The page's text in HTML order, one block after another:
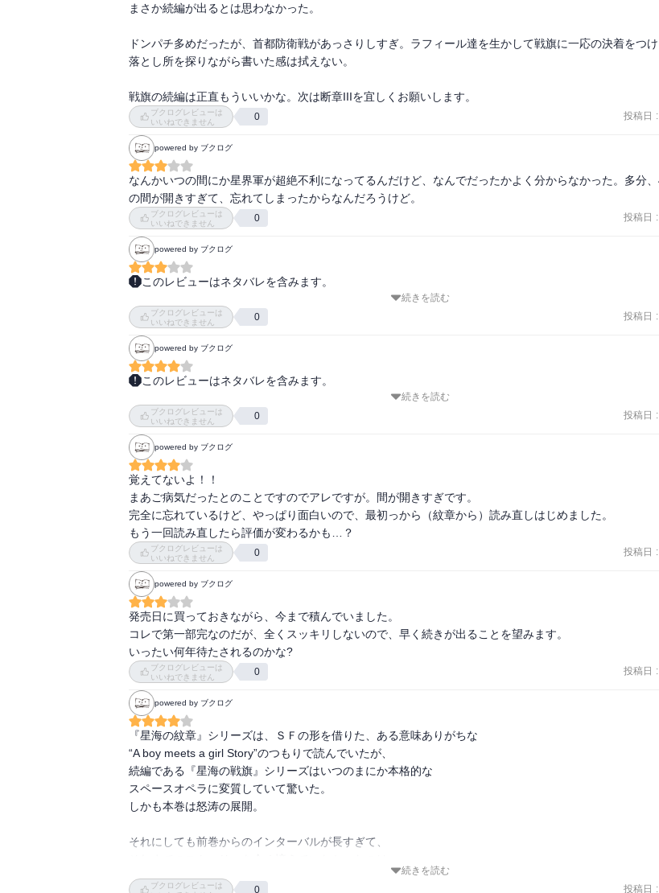
まさか続編が出るとは思わなかった。
ドンパチ多めだったが、首都防衛戦があっさりしすぎ。ラフィール達を生かして戦旗に一応の決着をつ
落とし所を探りながら書いた感は拭えない。
戦旗の続編は正直もういいかな。次は断章IIIを宜しくお願いします。
ブクログレビューは
いいねできません
0 投稿日 :
powered by ブクログ
なんかいつの間にか星界軍が超絶不利になってるんだけど、なんでだったかよく分からなかった。多分
の間が開きすぎて、忘れてしまったからなんだろうけど。
ブクログレビューは
いいねできません
0 投稿日 :
powered by ブクログ
このレビューはネタバレを含みます。
無理矢理終わらせた感はぬぐえないが、終わらせたことはうれしい。
あとがきには第一部とか書いてあるが、第二部始まるの？
皇帝ラマージュが近衛艦隊と共に戦死、年寄り中心の帝都防衛団も捨て身の防衛。その間に命からがら遷
この戦争には負けるが、ドゥサーニュを新皇帝として再起するところでおしまい。
アーヴは偉い人が先頭にたって犠牲になるところがスゴイ。
でも予想外の裏切り(?)があったとはいえ、いきなり帝都が陥落するまでヤラれる？
続きを読む
ブクログレビューは
いいねできません
0 投稿日 :
powered by ブクログ
このレビューはネタバレを含みます。
本屋の漫画コーナーで、漫画版の帯にて知ったよ、５巻のことを。
不覚！　と思って買いに行きました。
戦旗1～3までのジントとラフィールよりの話から、帝国と戦争の話になり（ラフィールの弟くんがなかな
格でかわゆい！）ちょっとだるくなったりもしましたが、一気に話は進み、第一部完。
どうなるんだと思いながら、いつ出るかわからないけれど続きを待ちます。
作者も大病にかかっておられたらしく・・・もともとそれほど定期的に本を出される作者でもないので、
としていましたが、案外時間がたっていますね。ちなみに私はかなり前に見たアニメも好きだ。
次は考えているとのこと。
楽しみに待っていようと思います。
続きを読む
ブクログレビューは
いいねできません
0 投稿日 :
powered by ブクログ
覚えてないよ！！
まあご病気だったとのことですのでアレですが。間が開きすぎです。
完全に忘れているけど、やっぱり面白いので、最初っから（紋章から）読み直しはじめました。
もう一回読み直したら評価が変わるかも…？
ブクログレビューは
いいねできません
0 投稿日 :
powered by ブクログ
発売日に買っておきながら、今まで積んでいました。
コレで第一部完なのだが、全くスッキリしないので、早く続きが出ることを望みます。
いったい何年待たされるのかな?
ブクログレビューは
いいねできません
0 投稿日 :
powered by ブクログ
『星海の紋章』シリーズは、ＳＦの形を借りた、ある意味ありがちな
“A boy meets a girl Story”のつもりで読んでいたが、
続編である『星海の戦旗』シリーズはいつのまにか本格的な
スペースオペラに変質していて驚いた。
しかも本巻は怒涛の展開。
それにしても前巻からのインターバルが長すぎて、
我ながら情けなかった。
続きを読む
ブクログレビューは
0 投稿日 :